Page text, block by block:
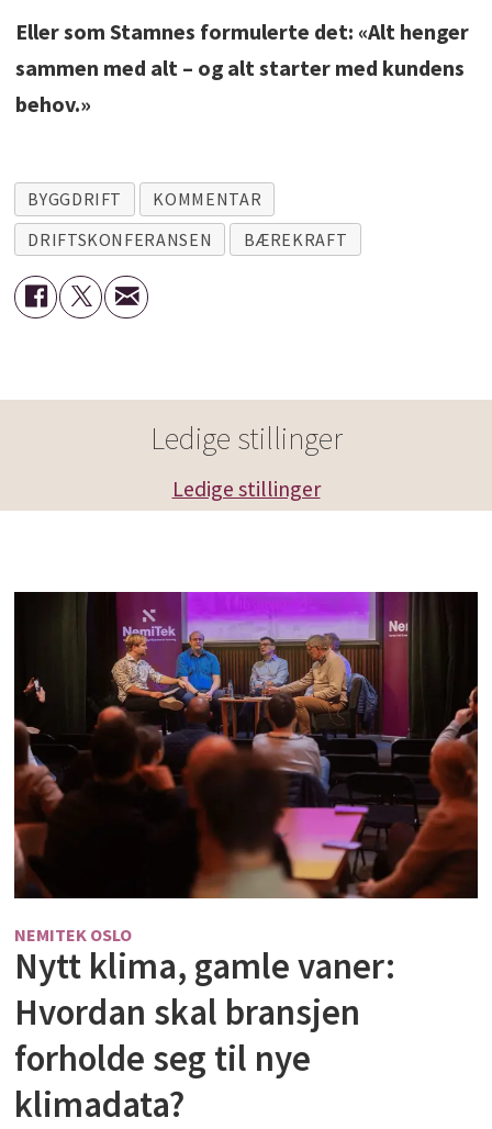
Eller som Stamnes formulerte det: «Alt henger
sammen med alt – og alt starter med kundens
behov.»
BYGGDRIFT
KOMMENTAR
DRIFTSKONFERANSEN
BÆREKRAFT
Ledige stillinger
Ledige stillinger
NEMITEK OSLO
Nytt klima, gamle vaner:
Hvordan skal bransjen
forholde seg til nye
klimadata?